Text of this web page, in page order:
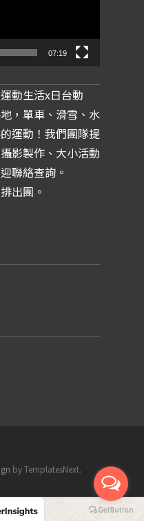
07:19
動生活x日台動
，單車、滑雪、水
運動！我們團隊提
影製作、大小活動
聯絡查詢。
出團。
by TemplatesNext.